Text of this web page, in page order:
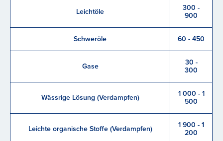
Leichtöle 300 -
900
Schweröle 60 - 450
Gase 30 -
300
Wässrige Lösung (Verdampfen) 1 000 - 1
500
Leichte organische Stoffe (Verdampfen) 1 900 - 1
200